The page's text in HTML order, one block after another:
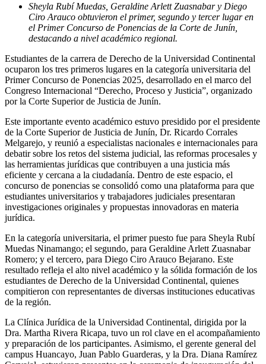
Sheyla Rubí Muedas, Geraldine Arlett Zuasnabar y Diego
Ciro Arauco obtuvieron el primer, segundo y tercer lugar en
el Primer Concurso de Ponencias de la Corte de Junín,
destacando a nivel académico regional.
Estudiantes de la carrera de Derecho de la Universidad Continental
ocuparon los tres primeros lugares en la categoría universitaria del
Primer Concurso de Ponencias 2025, desarrollado en el marco del
Congreso Internacional “Derecho, Proceso y Justicia”, organizado
por la Corte Superior de Justicia de Junín.
Este importante evento académico estuvo presidido por el presidente
de la Corte Superior de Justicia de Junín, Dr. Ricardo Corrales
Melgarejo, y reunió a especialistas nacionales e internacionales para
debatir sobre los retos del sistema judicial, las reformas procesales y
las herramientas jurídicas que contribuyen a una justicia más
eficiente y cercana a la ciudadanía. Dentro de este espacio, el
concurso de ponencias se consolidó como una plataforma para que
estudiantes universitarios y trabajadores judiciales presentaran
investigaciones originales y propuestas innovadoras en materia
jurídica.
En la categoría universitaria, el primer puesto fue para Sheyla Rubí
Muedas Ninamango; el segundo, para Geraldine Arlett Zuasnabar
Romero; y el tercero, para Diego Ciro Arauco Bejarano. Este
resultado refleja el alto nivel académico y la sólida formación de los
estudiantes de Derecho de la Universidad Continental, quienes
compitieron con representantes de diversas instituciones educativas
de la región.
La Clínica Jurídica de la Universidad Continental, dirigida por la
Dra. Martha Rivera Ricapa, tuvo un rol clave en el acompañamiento
y preparación de los participantes. Asimismo, el gerente general del
campus Huancayo, Juan Pablo Guarderas, y la Dra. Diana Ramírez